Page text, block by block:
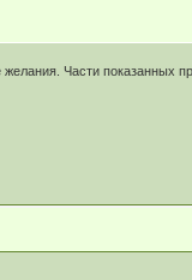
Части показанных